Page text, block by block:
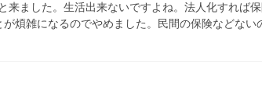
来ました。生活出来ないですよね。法人化すれば
煩雑になるのでやめました。民間の保険などな